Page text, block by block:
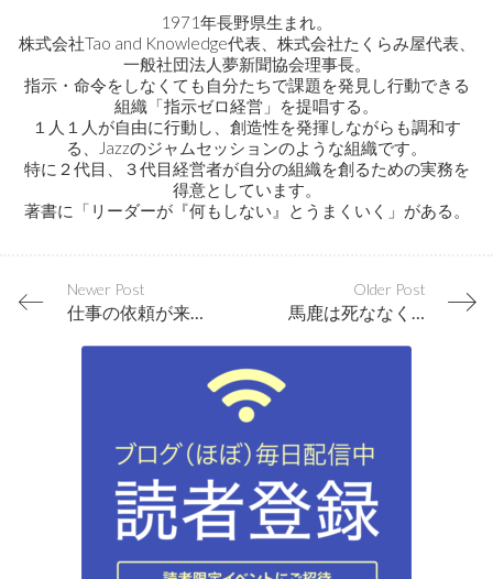
1971年長野県生まれ。
株式会社Tao and Knowledge代表、株式会社たくらみ屋代表、
一般社団法人夢新聞協会理事長。
指示・命令をしなくても自分たちで課題を発見し行動できる
組織「指示ゼロ経営」を提唱する。
１人１人が自由に行動し、創造性を発揮しながらも調和す
る、Jazzのジャムセッションのような組織です。
特に２代目、３代目経営者が自分の組織を創るための実務を
得意としています。
著書に「リーダーが『何もしない』とうまくいく」がある。
Newer Post
仕事の依頼が来る人に共通する２つのポイント
Older Post
馬鹿は死ななくても治る…感動体験が人を成長させる